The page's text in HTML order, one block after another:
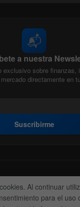
📬
a nuestra
exclusivo sobre finanzas,
directamente en
Suscribirme
Politica Editorial
Al continuar
para el uso